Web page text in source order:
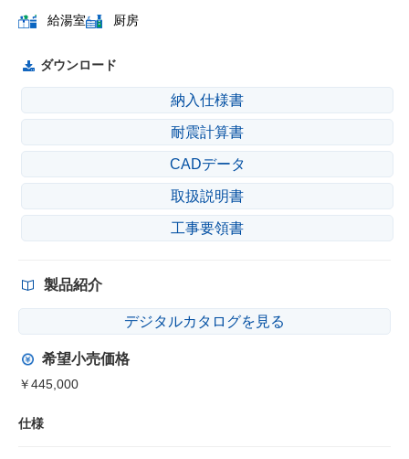
給湯室 厨房
ダウンロード
納入仕様書
耐震計算書
CADデータ
取扱説明書
工事要領書
製品紹介
デジタルカタログを見る
希望小売価格
￥445,000
仕様